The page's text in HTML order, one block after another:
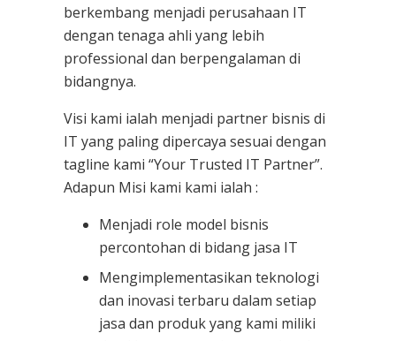
berkembang menjadi perusahaan IT
dengan tenaga ahli yang lebih
professional dan berpengalaman di
bidangnya.
Visi kami ialah menjadi partner bisnis di
IT yang paling dipercaya sesuai dengan
tagline kami “Your Trusted IT Partner”.
Adapun Misi kami kami ialah :
Menjadi role model bisnis
percontohan di bidang jasa IT
Mengimplementasikan teknologi
dan inovasi terbaru dalam setiap
jasa dan produk yang kami miliki